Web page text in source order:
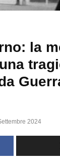
la
2024